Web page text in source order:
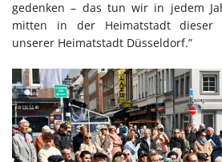
gedenken – das tun wir in jedem
mitten in der Heimatstadt dieser
unserer Heimatstadt Düsseldorf.”